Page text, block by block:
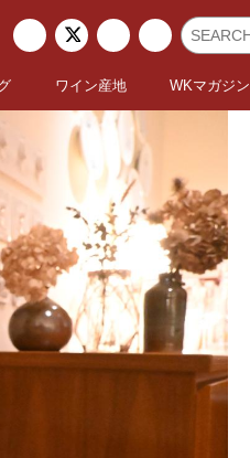
ワイン産地 WKマガジン